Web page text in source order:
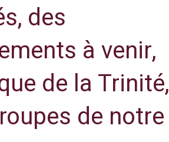
des
à venir,
de la Trinité,
de notre